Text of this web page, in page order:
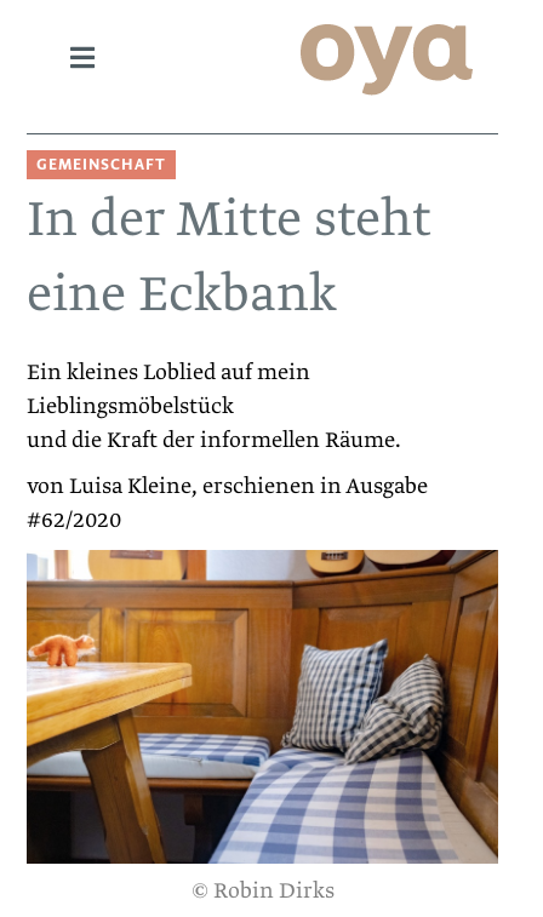
GEMEINSCHAFT
In der Mitte steht
eine Eckbank
Ein kleines Loblied auf mein
Lieblingsmöbelstück
und die Kraft der informellen Räume.
von Luisa Kleine, erschienen in Ausgabe
#62/2020
© Robin Dirks